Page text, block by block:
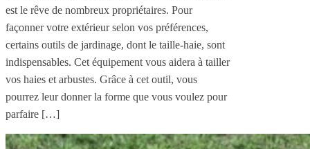
est le rêve de nombreux propriétaires. Pour
façonner votre extérieur selon vos préférences,
certains outils de jardinage, dont le taille-haie, sont
indispensables. Cet équipement vous aidera à tailler
vos haies et arbustes. Grâce à cet outil, vous
pourrez leur donner la forme que vous voulez pour
parfaire […]